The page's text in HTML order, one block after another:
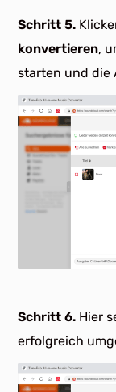
Schritt 5.
konvertieren,
starten und die
Schritt 6. Hier
erfolgreich